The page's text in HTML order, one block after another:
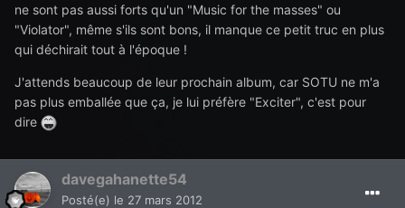
ne sont pas aussi forts qu'un "Music for the masses" ou
"Violator", même s'ils sont bons, il manque ce petit truc en plus
qui déchirait tout à l'époque !
J'attends beaucoup de leur prochain album, car SOTU ne m'a
pas plus emballée que ça, je lui préfère "Exciter", c'est pour
dire
davegahanette54
Posté(e) le 27 mars 2012